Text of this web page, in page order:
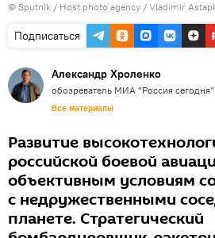
© Sputnik / Host photo agency / Vladimir
Подписаться
Александр Хроленко
обозреватель МИА "Россия сегодня"
Все материалы
Развитие
российской боевой
объективным условиям
с недружественными
планете. Стратегический